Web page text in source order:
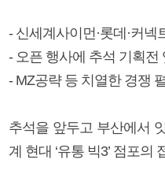
- 신세계사이먼·롯데·커넥
- 오픈 행사에 추석 기획전
- MZ공략 등 치열한 경쟁
추석을 앞두고 부산에서
계 현대 ‘유통 빅3’ 점포의